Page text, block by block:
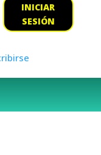
INICIAR
SESIÓN